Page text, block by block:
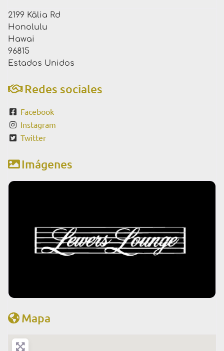
2199 Kālia Rd
Honolulu
Hawai
96815
Estados Unidos
Redes sociales
Facebook
Instagram
Twitter
Imágenes
Mapa